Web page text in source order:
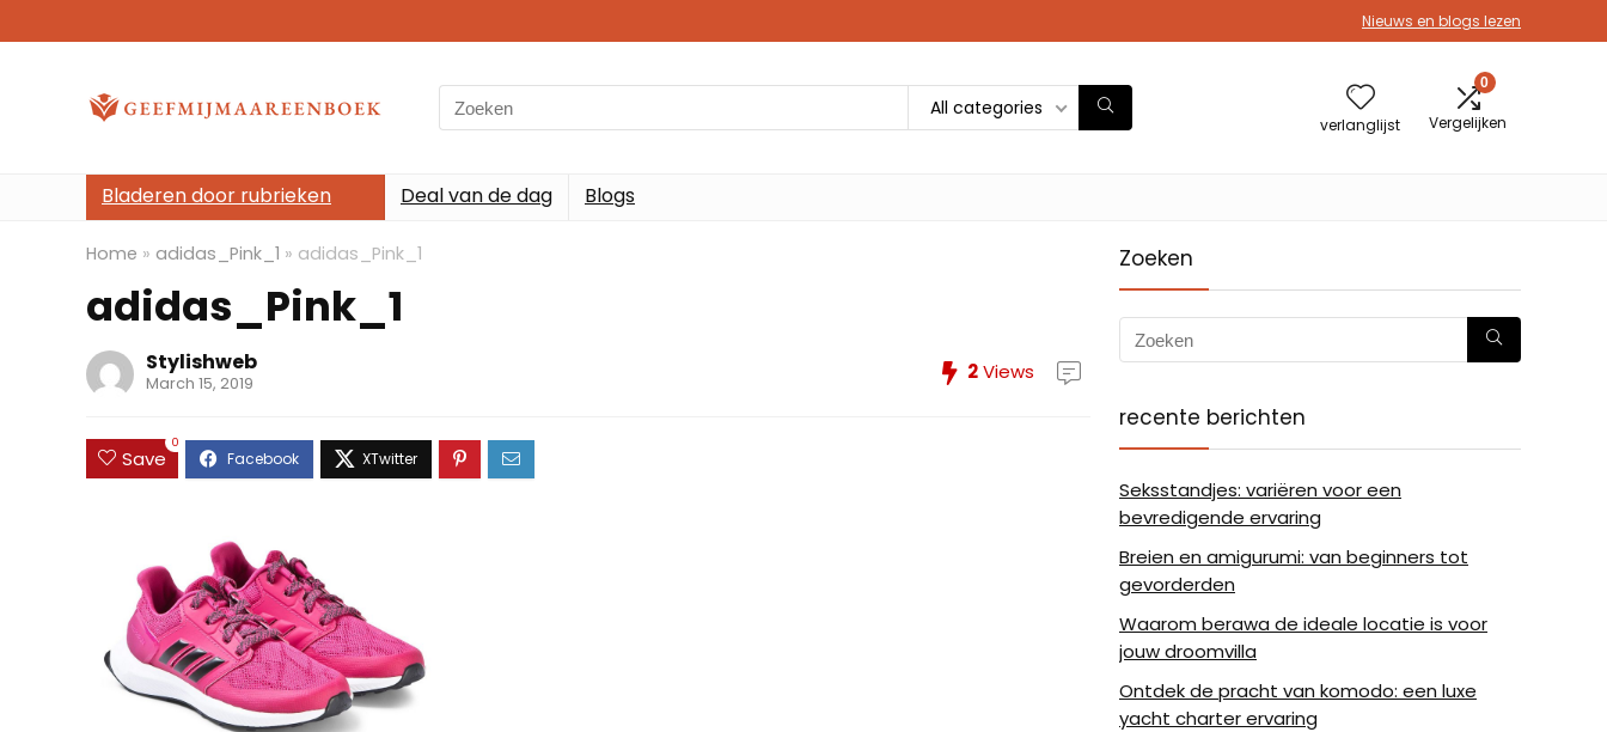
Nieuws en blogs lezen
Search
for:
All categories
verlanglijst
0
Vergelijken
Bladeren door rubrieken Deal van de dag Blogs
Home » adidas_Pink_1 » adidas_Pink_1
adidas_Pink_1
Stylishweb
March 15, 2019 2Views
Save
0
Zoeken
recente berichten
Seksstandjes: variëren voor een
bevredigende ervaring
Breien en amigurumi: van beginners tot
gevorderden
Waarom berawa de ideale locatie is voor
jouw droomvilla
Ontdek de pracht van komodo: een luxe
yacht charter ervaring